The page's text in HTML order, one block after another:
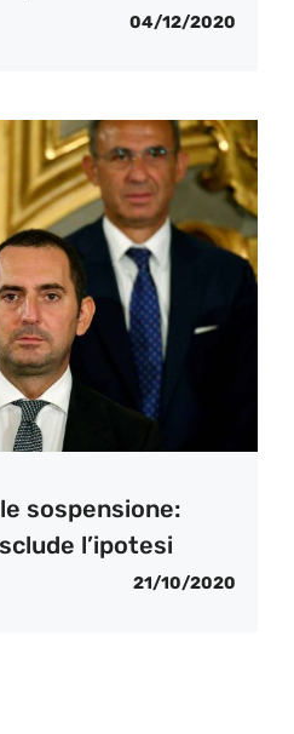
04/12/2020
sospensione:
l’ipotesi
21/10/2020